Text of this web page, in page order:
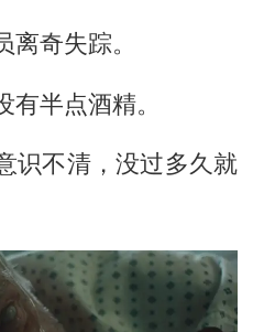
奇失踪。
半点酒精。
识不清，没过多久就